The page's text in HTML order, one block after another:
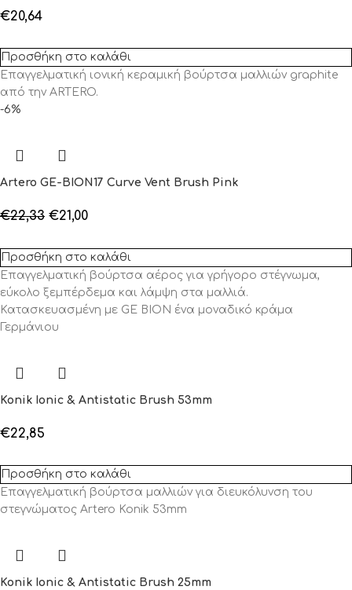
€20,64
Προσθήκη στο καλάθι
Επαγγελματική ιονική κεραμική βούρτσα μαλλιών graphite
από την ARTERO.
-6%
Artero GE-BION17 Curve Vent Brush Pink
€22,33 €21,00
Προσθήκη στο καλάθι
Επαγγελματική βούρτσα αέρος για γρήγορο στέγνωμα,
εύκολο ξεμπέρδεμα και λάμψη στα μαλλιά.
Κατασκευασμένη με GE BION ένα μοναδικό κράμα
Γερμάνιου
Konik Ionic & Antistatic Brush 53mm
€22,85
Προσθήκη στο καλάθι
Επαγγελματική βούρτσα μαλλιών για διευκόλυνση του
στεγνώματος Artero Konik 53mm
Konik Ionic & Antistatic Brush 25mm